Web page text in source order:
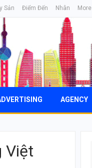
Sản Điểm Đến Nhân More
AGENCY
Việt